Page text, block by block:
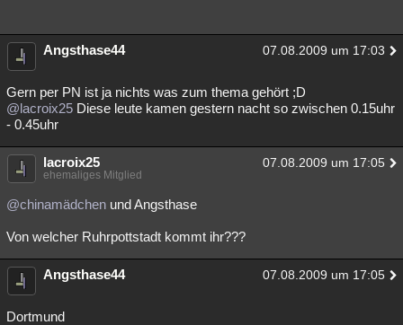
Angsthase44 07.08.2009 um 17:03
Gern per PN ist ja nichts was zum thema gehört ;D
@lacroix25 Diese leute kamen gestern nacht so zwischen 0.15uhr
- 0.45uhr
lacroix25 07.08.2009 um 17:05
ehemaliges Mitglied
@chinamädchen und Angsthase
Von welcher Ruhrpottstadt kommt ihr???
Angsthase44 07.08.2009 um 17:05
Dortmund